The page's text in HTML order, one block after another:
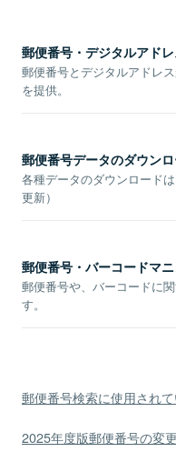
郵便番号・デジタルアド
郵便番号とデジタルアドレ
を提供。
郵便番号データのダウン
各種データのダウンロード
更新）
郵便番号・バーコードマ
郵便番号や、バーコードに
す。
郵便番号検索に使用され
2025年度版郵便番号の変